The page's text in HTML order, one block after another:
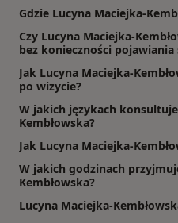
Gdzie Lucyna Maciejka-
Czy Lucyna Maciejka-
bez konieczności pojawiania
Jak Lucyna Maciejka-
po wizycie?
W jakich językach
Kembłowska?
Jak Lucyna Maciejka-
W jakich godzinach
Kembłowska?
Lucyna Maciejka-